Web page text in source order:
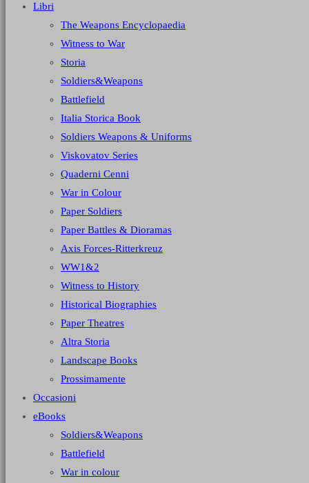
Libri
The Weapons Encyclopaedia
Witness to War
Storia
Soldiers&Weapons
Battlefield
Italia Storica Book
Soldiers Weapons & Uniforms
Viskovatov Series
Quaderni Cenni
War in Colour
Paper Soldiers
Paper Battles & Dioramas
Axis Forces-Ritterkreuz
WW1&2
Witness to History
Historical Biographies
Paper Theatres
Altra Storia
Landscape Books
Prossimamente
Occasioni
eBooks
Soldiers&Weapons
Battlefield
War in colour